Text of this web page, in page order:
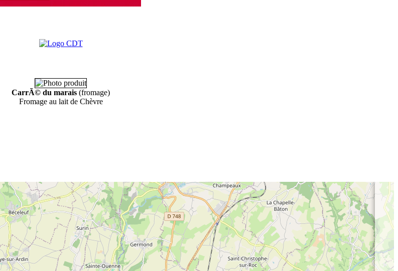
CarrÃ© du marais (fromage)
Fromage au lait de Chèvre